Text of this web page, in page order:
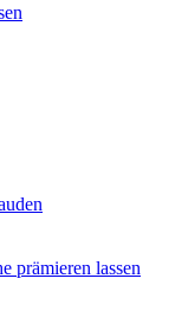
prämieren lassen